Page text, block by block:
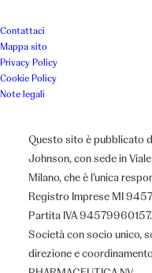
Contattaci
Mappa sito
Privacy Policy
Cookie Policy
Note legali
Questo sito è pubblicato
Johnson, con sede in
Milano, che è l’unica
Registro Imprese MI
Partita IVA 94579960157.
Società con socio unico,
direzione e
Chi siamo